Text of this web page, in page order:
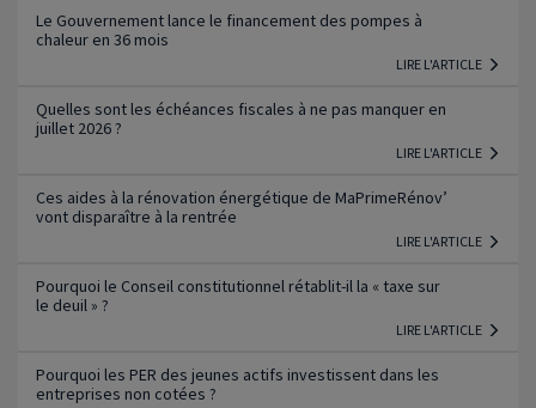
Le Gouvernement lance le financement des pompes à
chaleur en 36 mois
LIRE L'ARTICLE
Quelles sont les échéances fiscales à ne pas manquer en
juillet 2026 ?
LIRE L'ARTICLE
Ces aides à la rénovation énergétique de MaPrimeRénov’
vont disparaître à la rentrée
LIRE L'ARTICLE
Pourquoi le Conseil constitutionnel rétablit-il la « taxe sur
le deuil » ?
LIRE L'ARTICLE
Pourquoi les PER des jeunes actifs investissent dans les
entreprises non cotées ?